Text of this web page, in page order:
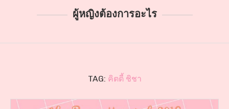
ผู้หญิงต้องการอะไร
TAG: คิตตี้ ชิชา